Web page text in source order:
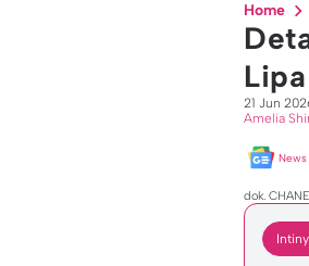
Home
21 Jun
Amelia
News
dok.